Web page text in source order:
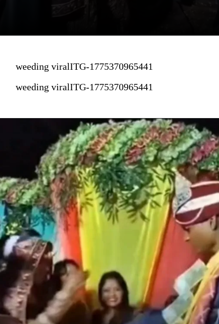
weeding viralITG-1775370965441
weeding viralITG-1775370965441